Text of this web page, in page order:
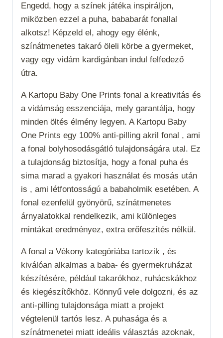
Engedd, hogy a színek játéka inspiráljon,
miközben ezzel a puha, bababarát fonallal
alkotsz! Képzeld el, ahogy egy élénk,
színátmenetes takaró öleli körbe a gyermeket,
vagy egy vidám kardigánban indul felfedező
útra.
A Kartopu Baby One Prints fonal a kreativitás és
a vidámság esszenciája, mely garantálja, hogy
minden öltés élmény legyen. A Kartopu Baby
One Prints egy 100% anti-pilling akril fonal , ami
a fonal bolyhosodásgátló tulajdonságára utal. Ez
a tulajdonság biztosítja, hogy a fonal puha és
sima marad a gyakori használat és mosás után
is , ami létfontosságú a babaholmik esetében. A
fonal ezenfelül gyönyörű, színátmenetes
árnyalatokkal rendelkezik, ami különleges
mintákat eredményez, extra erőfeszítés nélkül.
A fonal a Vékony kategóriába tartozik , és
kiválóan alkalmas a baba- és gyermekruházat
készítésére, például takarókhoz, ruhácskákhoz
és kiegészítőkhöz. Könnyű vele dolgozni, és az
anti-pilling tulajdonsága miatt a projekt
végtelenül tartós lesz. A puhasága és a
színátmenetei miatt ideális választás azoknak,